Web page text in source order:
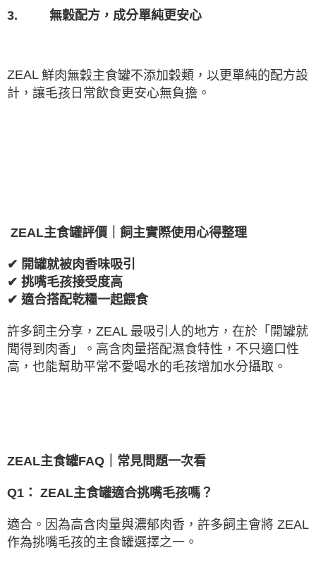
3. 無穀配方，成分單純更安心
ZEAL 鮮肉無穀主食罐不添加穀類，以更單純的配方設
計，讓毛孩日常飲食更安心無負擔。
ZEAL主食罐評價｜飼主實際使用心得整理
✔ 開罐就被肉香味吸引
✔ 挑嘴毛孩接受度高
✔ 適合搭配乾糧一起餵食
許多飼主分享， ZEAL 最吸引人的地方，在於「開罐就
聞得到肉香」。高含肉量搭配濕食特性，不只適口性
高，也能幫助平常不愛喝水的毛孩增加水分攝取。
ZEAL主食罐FAQ ｜常見問題一次看
Q1 ： ZEAL主食罐適合挑嘴毛孩嗎？
適合。因為高含肉量與濃郁肉香，許多飼主會將 ZEAL
作為挑嘴毛孩的主食罐選擇之一。